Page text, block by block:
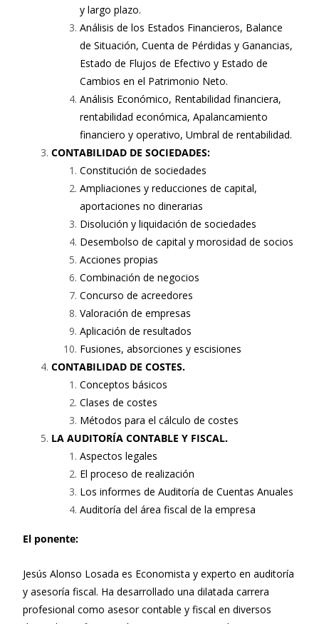
y largo plazo.
Análisis de los Estados Financieros, Balance
de Situación, Cuenta de Pérdidas y Ganancias,
Estado de Flujos de Efectivo y Estado de
Cambios en el Patrimonio Neto.
Análisis Económico, Rentabilidad financiera,
rentabilidad económica, Apalancamiento
financiero y operativo, Umbral de rentabilidad.
CONTABILIDAD DE SOCIEDADES:
Constitución de sociedades
Ampliaciones y reducciones de capital,
aportaciones no dinerarias
Disolución y liquidación de sociedades
Desembolso de capital y morosidad de socios
Acciones propias
Combinación de negocios
Concurso de acreedores
Valoración de empresas
Aplicación de resultados
Fusiones, absorciones y escisiones
CONTABILIDAD DE COSTES.
Conceptos básicos
Clases de costes
Métodos para el cálculo de costes
LA AUDITORÍA CONTABLE Y FISCAL.
Aspectos legales
El proceso de realización
Los informes de Auditoría de Cuentas Anuales
Auditoría del área fiscal de la empresa
El ponente:
Jesús Alonso Losada es Economista y experto en auditoría
y asesoría fiscal. Ha desarrollado una dilatada carrera
profesional como asesor contable y fiscal en diversos